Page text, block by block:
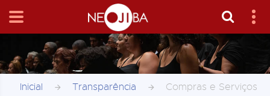
Inicial Transparência Compras e Serviços